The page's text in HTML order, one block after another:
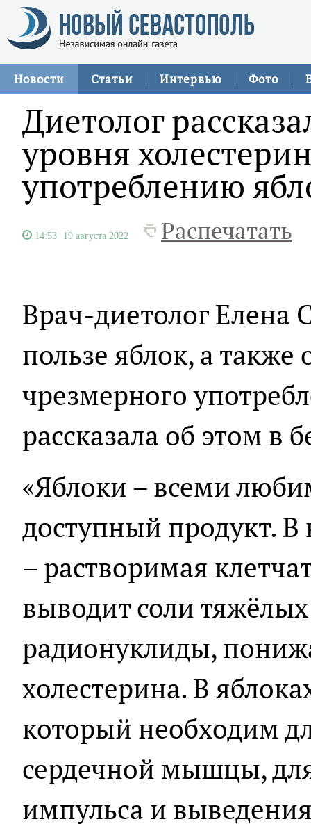
Новости Статьи Интервью Фото
Диетолог
уровня
употреблению
14:53 19 августа 2022 Распечатать
Врач-диетолог Елена
пользе яблок, а также
чрезмерного
рассказала об этом в
«Яблоки – всеми
доступный продукт.
– растворимая
выводит соли
радионуклиды,
холестерина. В
который необходим
сердечной мышцы,
импульса и